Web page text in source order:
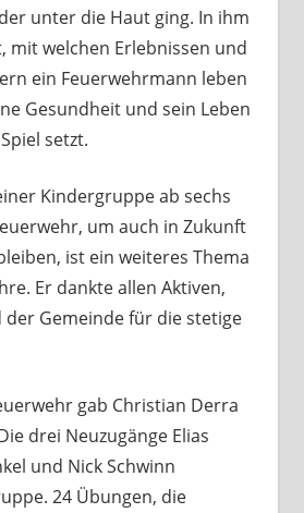
unter die Haut ging. In ihm
mit welchen Erlebnissen und
ein Feuerwehrmann leben
Gesundheit und sein Leben
setzt.
Kindergruppe ab sechs
um auch in Zukunft
ist ein weiteres Thema
Er dankte allen Aktiven,
der Gemeinde für die stetige
gab Christian Derra
drei Neuzugänge Elias
und Nick Schwinn
24 Übungen, die